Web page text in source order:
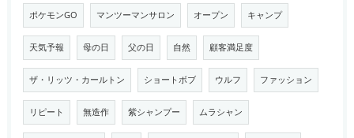
ポケモンGO マンツーマンサロン オープン キャンプ
天気予報 母の日 父の日 自然 顧客満足度
ザ・リッツ・カールトン ショートボブ ウルフ ファッション
リピート 無造作 紫シャンプー ムラシャン